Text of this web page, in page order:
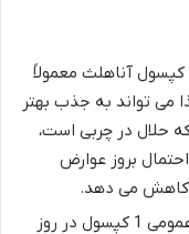
آناهلث معمولاً
می تواند به جذب بهتر
حلال در چربی است،
بروز عوارض
کاهش می دهد.
اگر دستورالعمل عمومی 1 کپسول در روز